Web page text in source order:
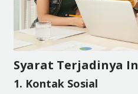
Syarat Terjadinya
1. Kontak Sosial